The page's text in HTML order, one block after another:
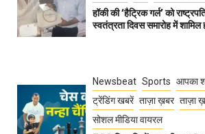
हॉकी की ‘हैट्रिक गर्ल’ को
स्वतंत्रता दिवस समारोह में शामिल
Newsbeat Sports आपका
ट्रेंडिंग खबरें ताज़ा ख़बर ताज़ा
सोशल मीडिया वायरल